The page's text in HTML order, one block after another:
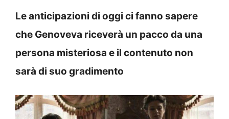
Le anticipazioni di oggi ci fanno sapere
che Genoveva riceverà un pacco da una
persona misteriosa e il contenuto non
sarà di suo gradimento